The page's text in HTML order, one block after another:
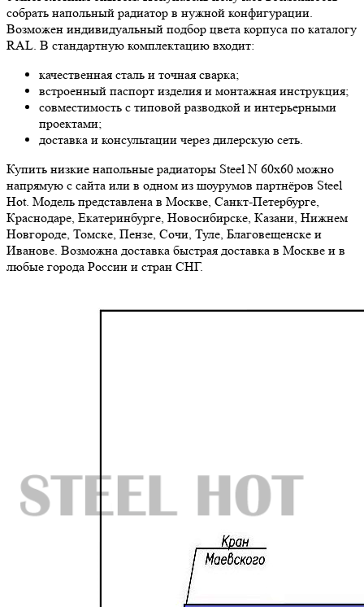
собрать напольный радиатор в нужной конфигурации.
Возможен индивидуальный подбор цвета корпуса по каталогу
RAL. В стандартную комплектацию входит:
качественная сталь и точная сварка;
встроенный паспорт изделия и монтажная инструкция;
совместимость с типовой разводкой и интерьерными
проектами;
доставка и консультации через дилерскую сеть.
Купить низкие напольные радиаторы Steel N 60х60 можно
напрямую с сайта или в одном из шоурумов партнёров Steel
Hot. Модель представлена в Москве, Санкт-Петербурге,
Краснодаре, Екатеринбурге, Новосибирске, Казани, Нижнем
Новгороде, Томске, Пензе, Сочи, Туле, Благовещенске и
Иванове. Возможна доставка быстрая доставка в Москве и в
любые города России и стран СНГ.